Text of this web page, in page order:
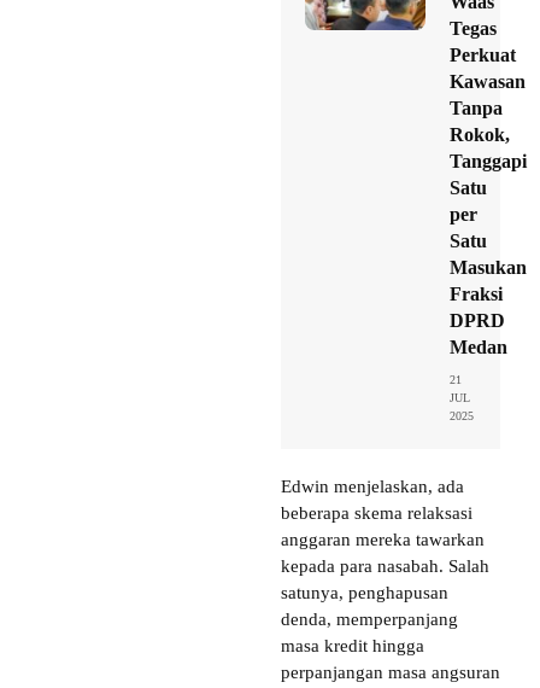
Tegas
Perkuat
Kawasan
Tanpa
Rokok,
Tanggapi
Satu
per
Satu
Masukan
Fraksi
DPRD
Medan
21
JUL
2025
Edwin menjelaskan, ada
beberapa skema relaksasi
anggaran mereka tawarkan
kepada para nasabah. Salah
satunya, penghapusan
denda, memperpanjang
masa kredit hingga
perpanjangan masa angsuran